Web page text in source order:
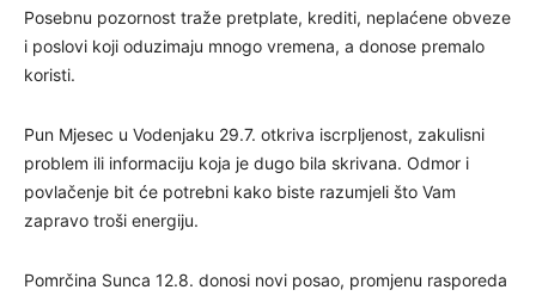
Posebnu pozornost traže pretplate, krediti, neplaćene obveze
i poslovi koji oduzimaju mnogo vremena, a donose premalo
koristi.
Pun Mjesec u Vodenjaku 29.7. otkriva iscrpljenost, zakulisni
problem ili informaciju koja je dugo bila skrivana. Odmor i
povlačenje bit će potrebni kako biste razumjeli što Vam
zapravo troši energiju.
Pomrčina Sunca 12.8. donosi novi posao, promjenu rasporeda